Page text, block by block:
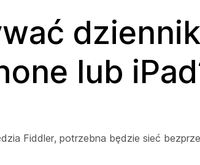
lub
Fiddler, potrzebna będzie sieć